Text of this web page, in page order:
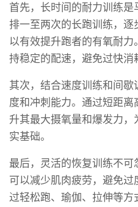
首先，长时间的耐力训练
排一至两次的长跑训练，
以有效提升跑者的有氧耐
持稳定的配速，避免过快消
其次，结合速度训练和间
度和冲刺能力。通过短距
升其最大摄氧量和爆发力
实基础。
最后，灵活的恢复训练不
可以减少肌肉疲劳，避免
过轻松跑、瑜伽、拉伸等